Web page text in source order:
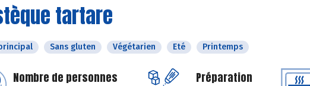
tartare
Sans gluten Végétarien Eté Printemps
Nombre de personnes Préparation